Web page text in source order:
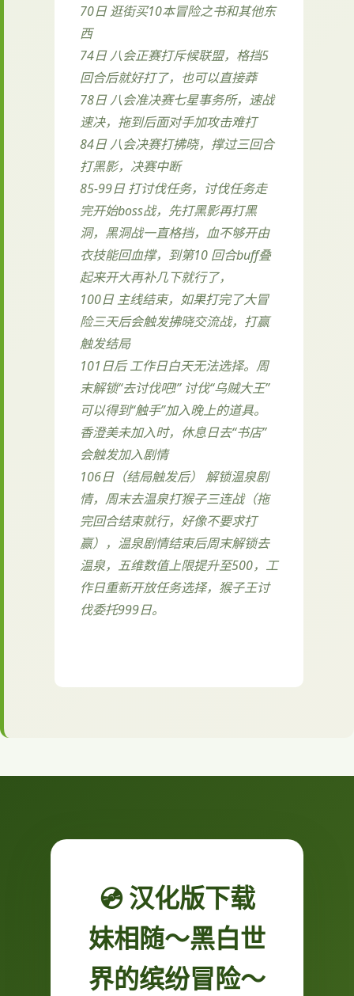
70日 逛街买10本冒险之书和其他东
西
74日 八会正赛打斥候联盟，格挡5
回合后就好打了，也可以直接莽
78日 八会准决赛七星事务所，速战
速决，拖到后面对手加攻击难打
84日 八会决赛打拂晓，撑过三回合
打黑影，决赛中断
85-99日 打讨伐任务，讨伐任务走
完开始boss战，先打黑影再打黑
洞，黑洞战一直格挡，血不够开由
衣技能回血撑，到第10 回合buff叠
起来开大再补几下就行了，
100日 主线结束，如果打完了大冒
险三天后会触发拂晓交流战，打赢
触发结局
101日后 工作日白天无法选择。周
末解锁“去讨伐吧!” 讨伐“乌贼大王”
可以得到“触手”加入晚上的道具。
香澄美未加入时，休息日去“书店”
会触发加入剧情
106日（结局触发后） 解锁温泉剧
情，周末去温泉打猴子三连战（拖
完回合结束就行，好像不要求打
赢），温泉剧情结束后周末解锁去
温泉，五维数值上限提升至500，工
作日重新开放任务选择，猴子王讨
伐委托999日。
💿 汉化版下载
妹相随～黑白世
界的缤纷冒险～